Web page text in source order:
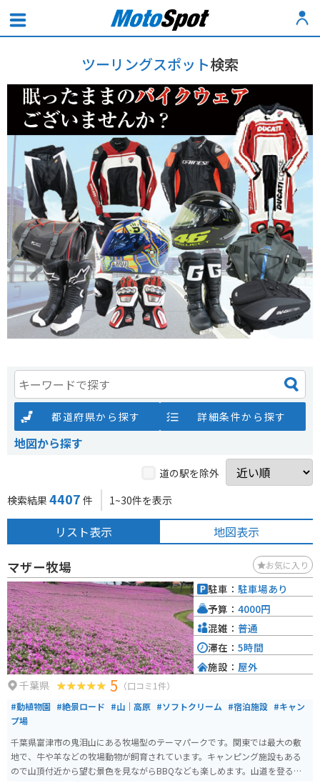
ツーリングスポット検索
都道府県から探す 詳細条件から探す
地図から探す
道の駅を除外
検索結果 4407 件 1~30件を表示
リスト表示 地図表示
マザー牧場 お気に入り
千葉県 5 （口コミ1件）
#動植物園 #絶景ロード #山｜高原 #ソフトクリーム #宿泊施設 #キャン
プ場
千葉県富津市の鬼泪山にある牧場型のテーマパークです。関東では最大の敷
地で、牛や羊などの牧場動物が飼育されています。キャンピング施設もある
ので山頂付近から望む景色を見ながらBBQなども楽しめます。山道を登るの
駐車： 駐車場あり
予算： 4000円
混雑： 普通
滞在： 5時間
施設： 屋外